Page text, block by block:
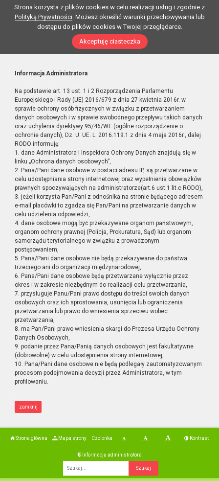
Strona korzysta z plików cookies w celu realizacji usług i zgodnie z
Polityką Prywatności. Możesz określić warunki przechowywania lub
dostępu do plików cookies w Twojej przeglądarce.
Akceptuję ciasteczka
Informacja Administratora
Na podstawie art. 13 ust. 1 i 2 Rozporządzenia Parlamentu
Europejskiego i Rady (UE) 2016/679 z dnia 27 kwietnia 2016r. w
sprawie ochrony osób fizycznych w związku z przetwarzaniem
danych osobowych i w sprawie swobodnego przepływu takich danych
oraz uchylenia dyrektywy 95/46/WE (ogólne rozporządzenie o
ochronie danych), Dz. U. UE. L. 2016.119.1 z dnia 4 maja 2016r., dalej
RODO informuję:
1. dane Administratora i Inspektora Ochrony Danych znajdują się w
linku „Ochrona danych osobowych”,
2. Pana/Pani dane osobowe w postaci adresu IP, są przetwarzane w
celu udostępniania strony internetowej oraz wypełnienia obowiązków
prawnych spoczywających na administratorze(art.6 ust.1 lit.c RODO),
3. jeżeli korzysta Pan/Pani z odnośnika na stronie będącego adresem
e-mail placówki to zgadza się Pan/Pani na przetwarzanie danych w
celu udzielenia odpowiedzi,
4. dane osobowe mogą być przekazywane organom państwowym,
organom ochrony prawnej (Policja, Prokuratura, Sąd) lub organom
samorządu terytorialnego w związku z prowadzonym
postępowaniem,
5. Pana/Pani dane osobowe nie będą przekazywane do państwa
trzeciego ani do organizacji międzynarodowej,
6. Pana/Pani dane osobowe będą przetwarzane wyłącznie przez
okres i w zakresie niezbędnym do realizacji celu przetwarzania,
7. przysługuje Panu/Pani prawo dostępu do treści swoich danych
osobowych oraz ich sprostowania, usunięcia lub ograniczenia
przetwarzania lub prawo do wniesienia sprzeciwu wobec
przetwarzania,
8. ma Pan/Pani prawo wniesienia skargi do Prezesa Urzędu Ochrony
Danych Osobowych,
9. podanie przez Pana/Panią danych osobowych jest fakultatywne
(dobrowolne) w celu udostępnienia strony internetowej,
10. Pana/Pani dane osobowe nie będą podlegały zautomatyzowanym
procesom podejmowania decyzji przez Administratora, w tym
profilowaniu.
zamknij
Strona główna Mapa strony Czcionka Kontrast
Informacja administratora